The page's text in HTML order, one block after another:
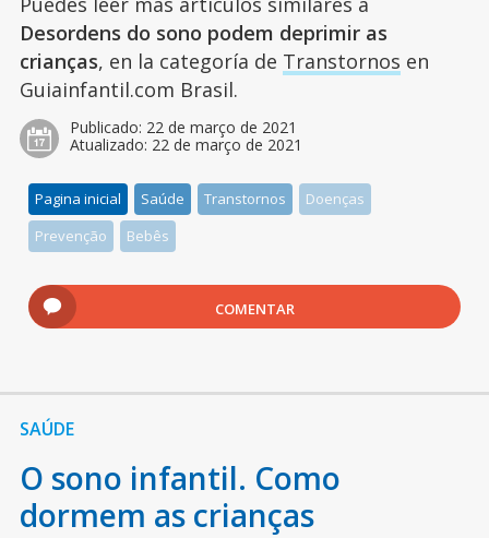
Desordens do sono podem deprimir as
crianças, en la categoría de Transtornos en
Guiainfantil.com Brasil.
Publicado: 22 de março de 2021
Atualizado: 22 de março de 2021
Pagina inicial Saúde Transtornos
Doenças
Prevenção
Bebês
COMENTAR
SAÚDE
O sono infantil. Como
dormem as crianças